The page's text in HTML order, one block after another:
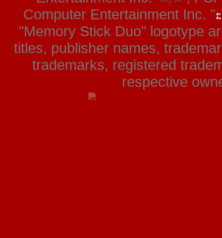
Computer Entertainment Inc. "
"Memory Stick Duo" logotype
titles, publisher names,
trademarks, registered
respective